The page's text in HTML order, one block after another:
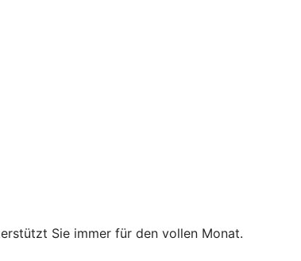
Sie immer für den vollen Monat.